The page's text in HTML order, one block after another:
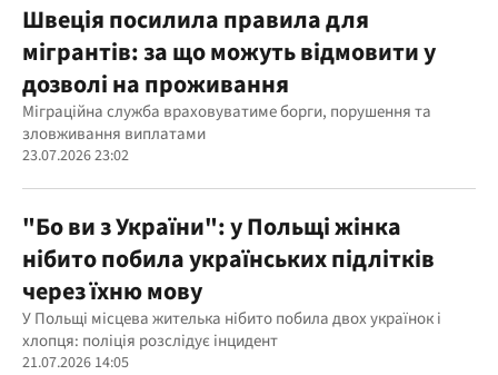
Швеція посилила правила для
мігрантів: за що можуть відмовити у
дозволі на проживання
Міграційна служба враховуватиме борги, порушення та
зловживання виплатами
23.07.2026 23:02
"Бо ви з України": у Польщі жінка
нібито побила українських підлітків
через їхню мову
У Польщі місцева жителька нібито побила двох українок і
хлопця: поліція розслідує інцидент
21.07.2026 14:05